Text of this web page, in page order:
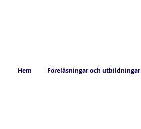
Hem Föreläsningar och utbildningar